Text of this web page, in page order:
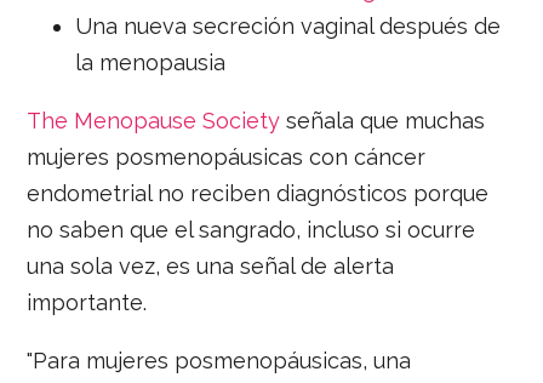
Una nueva secreción vaginal después de
la menopausia
The Menopause Society señala que muchas
mujeres posmenopáusicas con cáncer
endometrial no reciben diagnósticos porque
no saben que el sangrado, incluso si ocurre
una sola vez, es una señal de alerta
importante.
"Para mujeres posmenopáusicas, una